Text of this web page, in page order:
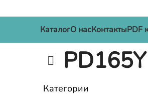
КаталогО насКонтактыPDF
PD165Y
Категории